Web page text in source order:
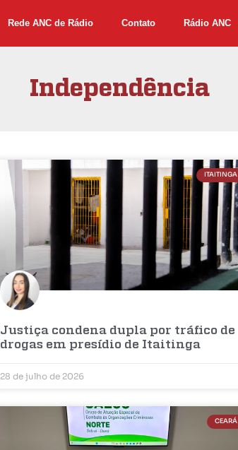
Rede ANC de Rádio Contato Rádio ANC
Independência
ITAITINGA
Justiça condena dupla por tráfico de
drogas em presídio de Itaitinga
28 de julho de 2026
CEARÁ